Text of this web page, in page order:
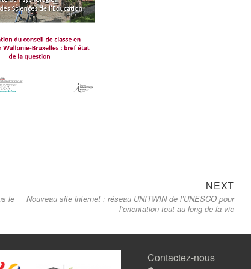
le
NEXTNext
post:
Nouveau site internet : réseau UNITWIN de l’UNESCO pour
l’orientation tout au long de la vie
Contactez-nous